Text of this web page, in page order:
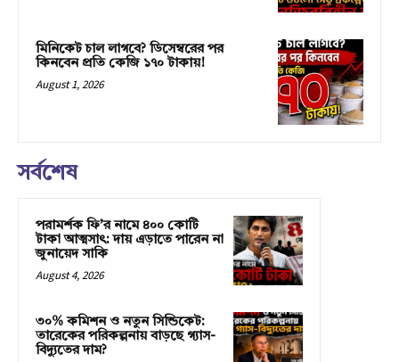
মিনিকেট চাল লাগবে? ডিসেম্বরের পর
কিনবেন প্রতি কেজি ১৭০ টাকায়!
August 1, 2026
সর্বশেষ
পরামর্শক ফি’র নামে ৪০০ কোটি
টাকা আত্মসাৎ: দায় এড়াতে পারেন না
জুনায়েদ সাকি
August 4, 2026
৩০% কমিশন ও নতুন সিন্ডিকেট:
তারেকের পরিকল্পনায় বাড়ছে গ্যাস-
বিদ্যুতের দাম?